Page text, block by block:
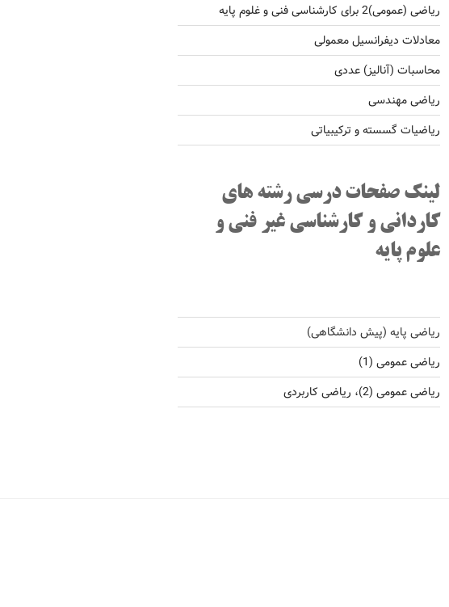
ریاضی (عمومی)2 برای کارشناسی فنی و غلوم پایه
معادلات دیفرانسیل معمولی
محاسبات (آنالیز) عددی
ریاضی مهندسی
ریاضیات گسسته و ترکیبیاتی
لینک صفحات درسی رشته های
کاردانی و کارشناسی غیر فنی و
علوم پایه
ریاضی پایه (پیش دانشگاهی)
ریاضی عمومی (1)
ریاضی عمومی (2)، ریاضی کاربردی